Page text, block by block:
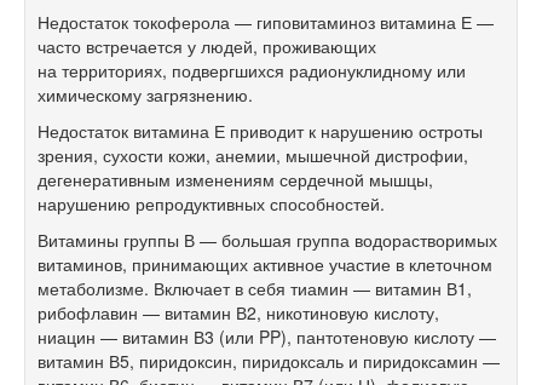
Недостаток токоферола — гиповитаминоз витамина Е —
часто встречается у людей, проживающих
на территориях, подвергшихся радионуклидному или
химическому загрязнению.
Недостаток витамина Е приводит к нарушению остроты
зрения, сухости кожи, анемии, мышечной дистрофии,
дегенеративным изменениям сердечной мышцы,
нарушению репродуктивных способностей.
Витамины группы В — большая группа водорастворимых
витаминов, принимающих активное участие в клеточном
метаболизме. Включает в себя тиамин — витамин В1,
рибофлавин — витамин В2, никотиновую кислоту,
ниацин — витамин В3 (или PP), пантотеновую кислоту —
витамин В5, пиридоксин, пиридоксаль и пиридоксамин —